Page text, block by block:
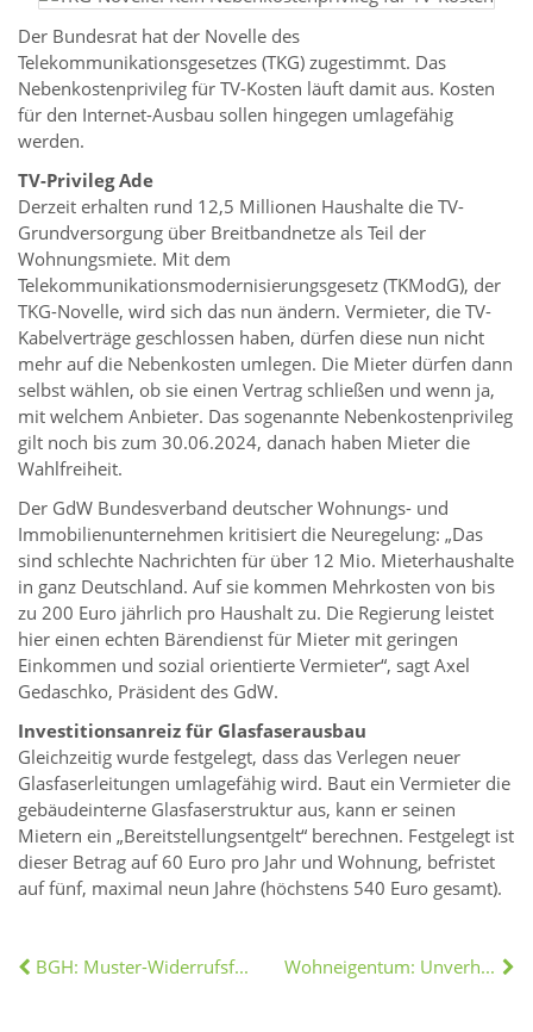
Der Bundesrat hat der Novelle des
Telekommunikationsgesetzes (TKG) zugestimmt. Das
Nebenkostenprivileg für TV-Kosten läuft damit aus. Kosten
für den Internet-Ausbau sollen hingegen umlagefähig
werden.
TV-Privileg Ade
Derzeit erhalten rund 12,5 Millionen Haushalte die TV-
Grundversorgung über Breitbandnetze als Teil der
Wohnungsmiete. Mit dem
Telekommunikationsmodernisierungsgesetz (TKModG), der
TKG-Novelle, wird sich das nun ändern. Vermieter, die TV-
Kabelverträge geschlossen haben, dürfen diese nun nicht
mehr auf die Nebenkosten umlegen. Die Mieter dürfen dann
selbst wählen, ob sie einen Vertrag schließen und wenn ja,
mit welchem Anbieter. Das sogenannte Nebenkostenprivileg
gilt noch bis zum 30.06.2024, danach haben Mieter die
Wahlfreiheit.
Der GdW Bundesverband deutscher Wohnungs- und
Immobilienunternehmen kritisiert die Neuregelung: „Das
sind schlechte Nachrichten für über 12 Mio. Mieterhaushalte
in ganz Deutschland. Auf sie kommen Mehrkosten von bis
zu 200 Euro jährlich pro Haushalt zu. Die Regierung leistet
hier einen echten Bärendienst für Mieter mit geringen
Einkommen und sozial orientierte Vermieter“, sagt Axel
Gedaschko, Präsident des GdW.
Investitionsanreiz für Glasfaserausbau
Gleichzeitig wurde festgelegt, dass das Verlegen neuer
Glasfaserleitungen umlagefähig wird. Baut ein Vermieter die
gebäudeinterne Glasfaserstruktur aus, kann er seinen
Mietern ein „Bereitstellungsentgelt“ berechnen. Festgelegt ist
dieser Betrag auf 60 Euro pro Jahr und Wohnung, befristet
auf fünf, maximal neun Jahre (höchstens 540 Euro gesamt).
BGH: Muster-Widerrufsformular bei Maklerverträgen unumgänglich Wohneigentum: Unverheiratete Paare sollten sich absichern